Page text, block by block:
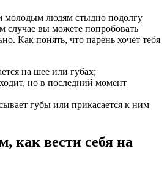
молодым людям стыдно подолгу
случае вы можете попробовать
Как понять, что парень хочет тебя
на шее или губах;
но в последний момент
губы или прикасается к ним
как вести себя на